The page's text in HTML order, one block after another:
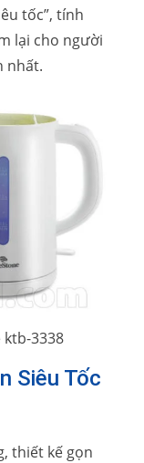
tốc”, tính
lại cho người
nhất.
3338
Siêu Tốc
thiết kế gọn